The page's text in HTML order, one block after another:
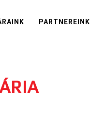
PARTNEREINK